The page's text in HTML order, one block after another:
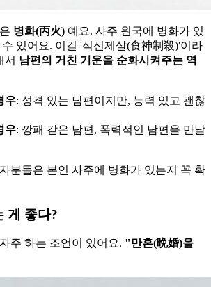
병화(丙火) 예요. 사주 원국에 병화가 있
있어요. 이걸 '식신제살(食神制殺)'이라
서 남편의 거친 기운을 순화시켜주는 역
우: 성격 있는 남편이지만, 능력 있고 괜찮
우: 깡패 같은 남편, 폭력적인 남편을 만날
분들은 본인 사주에 병화가 있는지 꼭 확
게 좋다?
주 하는 조언이 있어요. "만혼(晩婚)을